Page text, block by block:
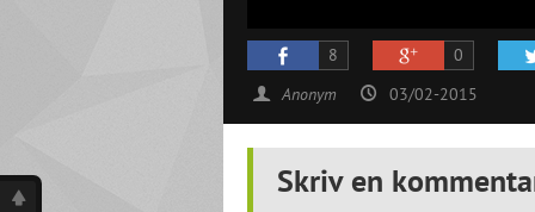
8 0
Anonym
03/02-2015
Skriv en